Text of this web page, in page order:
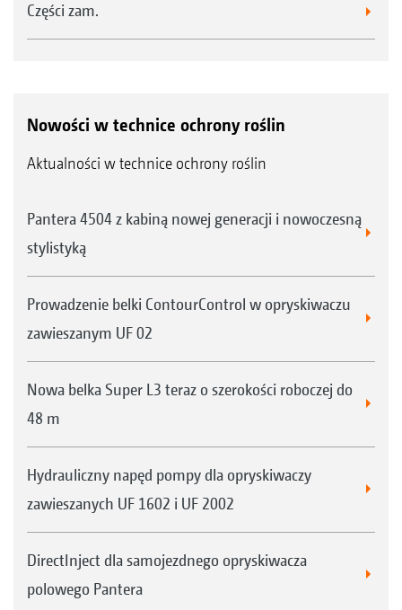
Części zam.
Nowości w technice ochrony roślin
Aktualności w technice ochrony roślin
Pantera 4504 z kabiną nowej generacji i nowoczesną
stylistyką
Prowadzenie belki ContourControl w opryskiwaczu
zawieszanym UF 02
Nowa belka Super L3 teraz o szerokości roboczej do
48 m
Hydrauliczny napęd pompy dla opryskiwaczy
zawieszanych UF 1602 i UF 2002
DirectInject dla samojezdnego opryskiwacza
polowego Pantera